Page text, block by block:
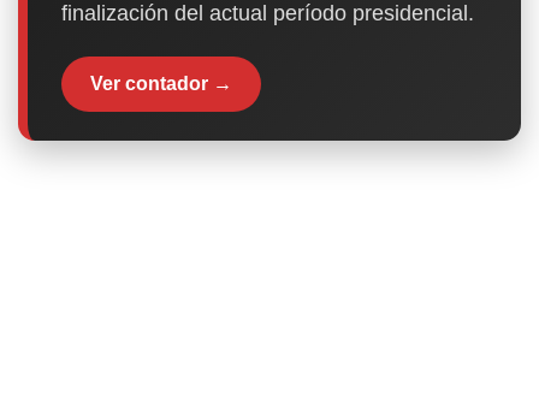
finalización del actual período presidencial.
Ver contador →